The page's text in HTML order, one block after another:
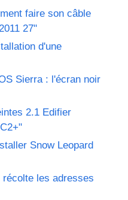
faire son câble
27"
d'une
Sierra : l'écran noir
2.1 Edifier
Snow Leopard
récolte les adresses